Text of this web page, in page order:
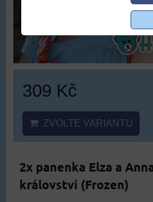
309 Kč
ZVOLTE VARIANTU
2x panenka Elza a
království (Frozen)